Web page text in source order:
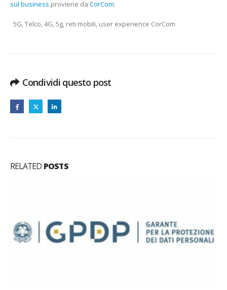
sul business proviene da CorCom.
5G, Telco, 4G, 5g, reti mobili, user experience CorCom
Condividi questo post
RELATED POSTS